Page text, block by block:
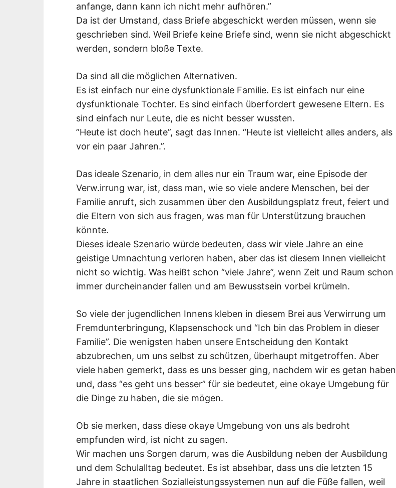
anfange, dann kann ich nicht mehr aufhören.”
Da ist der Umstand, dass Briefe abgeschickt werden müssen, wenn sie
geschrieben sind. Weil Briefe keine Briefe sind, wenn sie nicht abgeschickt
werden, sondern bloße Texte.
Da sind all die möglichen Alternativen.
Es ist einfach nur eine dysfunktionale Familie. Es ist einfach nur eine
dysfunktionale Tochter. Es sind einfach überfordert gewesene Eltern. Es
sind einfach nur Leute, die es nicht besser wussten.
”Heute ist doch heute”, sagt das Innen. “Heute ist vielleicht alles anders, als
vor ein paar Jahren.”.
Das ideale Szenario, in dem alles nur ein Traum war, eine Episode der
Verw.irrung war, ist, dass man, wie so viele andere Menschen, bei der
Familie anruft, sich zusammen über den Ausbildungsplatz freut, feiert und
die Eltern von sich aus fragen, was man für Unterstützung brauchen
könnte.
Dieses ideale Szenario würde bedeuten, dass wir viele Jahre an eine
geistige Umnachtung verloren haben, aber das ist diesem Innen vielleicht
nicht so wichtig. Was heißt schon “viele Jahre”, wenn Zeit und Raum schon
immer durcheinander fallen und am Bewusstsein vorbei krümeln.
So viele der jugendlichen Innens kleben in diesem Brei aus Verwirrung um
Fremdunterbringung, Klapsenschock und “Ich bin das Problem in dieser
Familie”. Die wenigsten haben unsere Entscheidung den Kontakt
abzubrechen, um uns selbst zu schützen, überhaupt mitgetroffen. Aber
viele haben gemerkt, dass es uns besser ging, nachdem wir es getan haben
und, dass “es geht uns besser” für sie bedeutet, eine okaye Umgebung für
die Dinge zu haben, die sie mögen.
Ob sie merken, dass diese okaye Umgebung von uns als bedroht
empfunden wird, ist nicht zu sagen.
Wir machen uns Sorgen darum, was die Ausbildung neben der Ausbildung
und dem Schulalltag bedeutet. Es ist absehbar, dass uns die letzten 15
Jahre in staatlichen Sozialleistungssystemen nun auf die Füße fallen, weil